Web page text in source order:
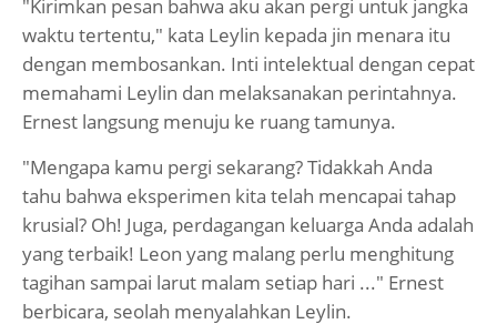
"Kirimkan pesan bahwa aku akan pergi untuk jangka
waktu tertentu," kata Leylin kepada jin menara itu
dengan membosankan. Inti intelektual dengan cepat
memahami Leylin dan melaksanakan perintahnya.
Ernest langsung menuju ke ruang tamunya.
"Mengapa kamu pergi sekarang? Tidakkah Anda
tahu bahwa eksperimen kita telah mencapai tahap
krusial? Oh! Juga, perdagangan keluarga Anda adalah
yang terbaik! Leon yang malang perlu menghitung
tagihan sampai larut malam setiap hari ..." Ernest
berbicara, seolah menyalahkan Leylin.